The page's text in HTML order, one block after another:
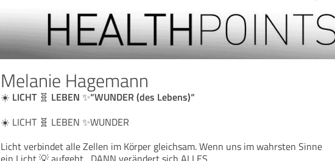
Melanie Hagemann
☀️ LICHT 🧬 LEBEN ✨“WUNDER (des Lebens)“
☀️ LICHT 🧬 LEBEN ✨WUNDER
Licht verbindet alle Zellen im Körper gleichsam. Wenn uns im wahrsten Sinne